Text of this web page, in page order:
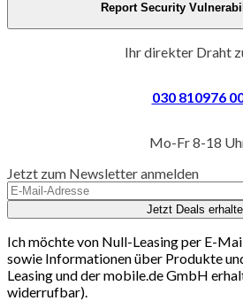
Report Security
Ihr direkter Draht
030 810976
Mo-Fr 8-18
Jetzt zum Newsletter anmelden
Jetzt Deals
Ich möchte von Null-Leasing per E-
sowie Informationen über Produkte
Leasing und der mobile.de GmbH
widerrufbar).